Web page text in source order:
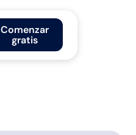
Comenzar
gratis